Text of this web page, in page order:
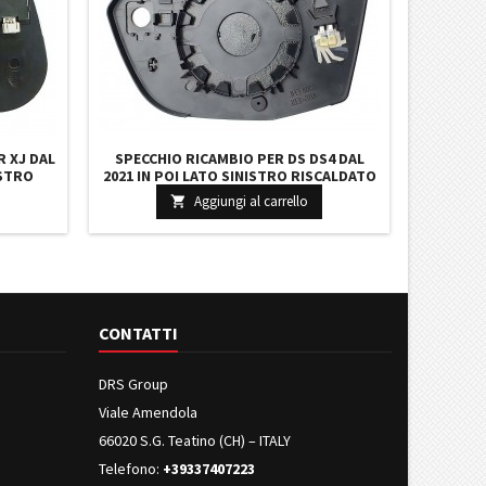
XJ DAL
SPECCHIO RICAMBIO PER DS DS4 DAL
2021 IN POI LATO SINISTRO RISCALDATO
 Aggiungi al carrello
CONTATTI
DRS Group
Viale Amendola
66020 S.G. Teatino (CH) – ITALY
Telefono: +39337407223